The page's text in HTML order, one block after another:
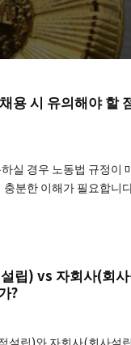
용 시 유의해야 할
실 경우 노동법 규정이
충분한 이해가 필요합니
립) vs 자회사(회
?
설립)와 자회사(회사설